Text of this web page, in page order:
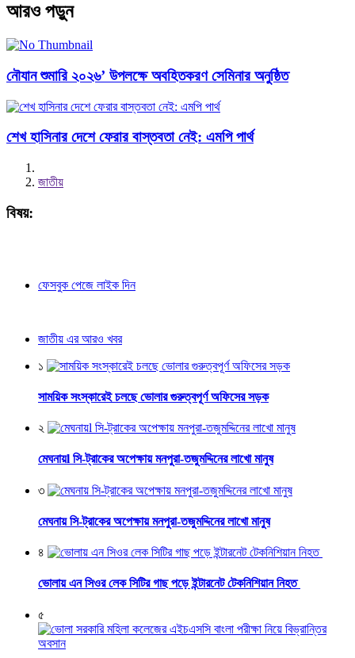
আরও পড়ুন
নৌযান শুমারি ২০২৬’ উপলক্ষে অবহিতকরণ সেমিনার অনুষ্ঠিত
শেখ হাসিনার দেশে ফেরার বাস্তবতা নেই: এমপি পার্থ
জাতীয়
বিষয়:
ফেসবুক পেজে লাইক দিন
জাতীয় এর আরও খবর
১
সাময়িক সংস্কারেই চলছে ভোলার গুরুত্বপূর্ণ অফিসের সড়ক
২
মেঘনায়l সি-ট্রাকের অপেক্ষায় মনপুরা-তজুমদ্দিনের লাখো মানুষ
৩
মেঘনায় সি-ট্রাকের অপেক্ষায় মনপুরা-তজুমদ্দিনের লাখো মানুষ
৪
ভোলায় এন সিওর লেক সিটির গাছ পড়ে ইন্টারনেট টেকনিশিয়ান নিহত
৫